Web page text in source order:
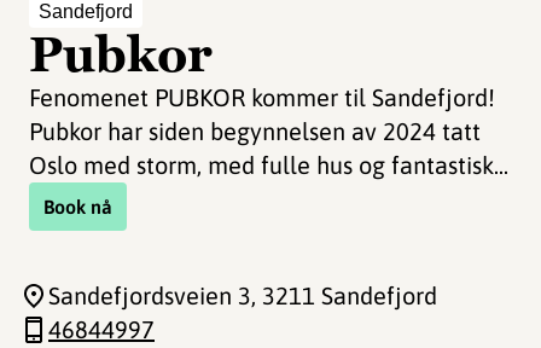
Sandefjord
Pubkor
Fenomenet PUBKOR kommer til Sandefjord!
Pubkor har siden begynnelsen av 2024 tatt
Oslo med storm, med fulle hus og fantastisk...
Book nå
Sandefjordsveien 3, 3211 Sandefjord
46844997